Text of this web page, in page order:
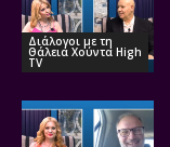
Διάλογοι με τη
Θάλεια Χούντα High
TV